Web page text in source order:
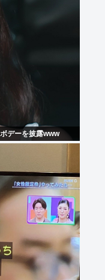
デーを披露www